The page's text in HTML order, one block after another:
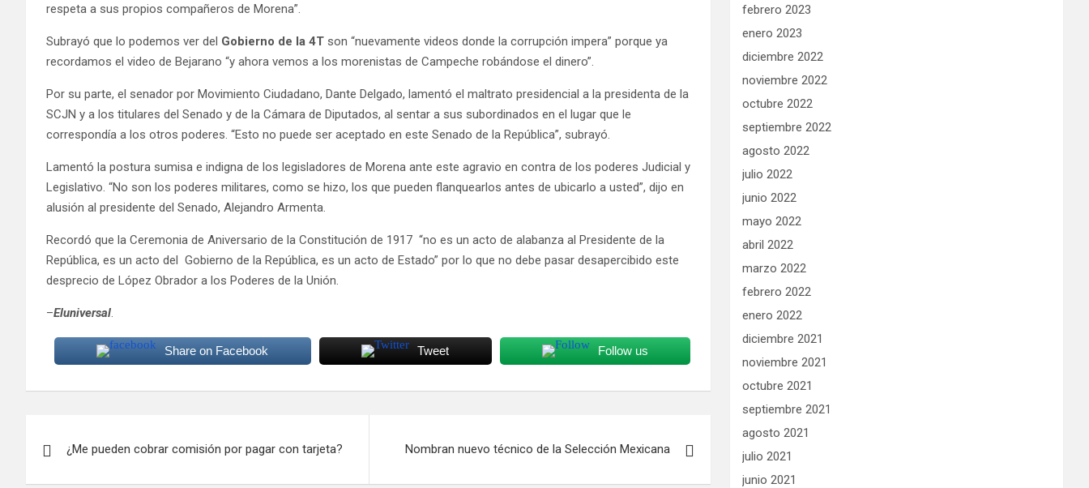
respeta a sus propios compañeros de Morena”.
Subrayó que lo podemos ver del Gobierno de la 4T son “nuevamente videos donde la corrupción impera” porque ya
recordamos el video de Bejarano “y ahora vemos a los morenistas de Campeche robándose el dinero”.
Por su parte, el senador por Movimiento Ciudadano, Dante Delgado, lamentó el maltrato presidencial a la presidenta de la
SCJN y a los titulares del Senado y de la Cámara de Diputados, al sentar a sus subordinados en el lugar que le
correspondía a los otros poderes. “Esto no puede ser aceptado en este Senado de la República”, subrayó.
Lamentó la postura sumisa e indigna de los legisladores de Morena ante este agravio en contra de los poderes Judicial y
Legislativo. “No son los poderes militares, como se hizo, los que pueden flanquearlos antes de ubicarlo a usted”, dijo en
alusión al presidente del Senado, Alejandro Armenta.
Recordó que la Ceremonia de Aniversario de la Constitución de 1917 “no es un acto de alabanza al Presidente de la
República, es un acto del Gobierno de la República, es un acto de Estado” por lo que no debe pasar desapercibido este
desprecio de López Obrador a los Poderes de la Unión.
–Eluniversal.
Share on Facebook Tweet Follow us
de
¿Me pueden cobrar comisión por pagar con tarjeta? Nombran nuevo técnico de la Selección Mexicana
febrero 2023
enero 2023
diciembre 2022
noviembre 2022
octubre 2022
septiembre 2022
agosto 2022
julio 2022
junio 2022
mayo 2022
abril 2022
marzo 2022
febrero 2022
enero 2022
diciembre 2021
noviembre 2021
octubre 2021
septiembre 2021
agosto 2021
julio 2021
junio 2021